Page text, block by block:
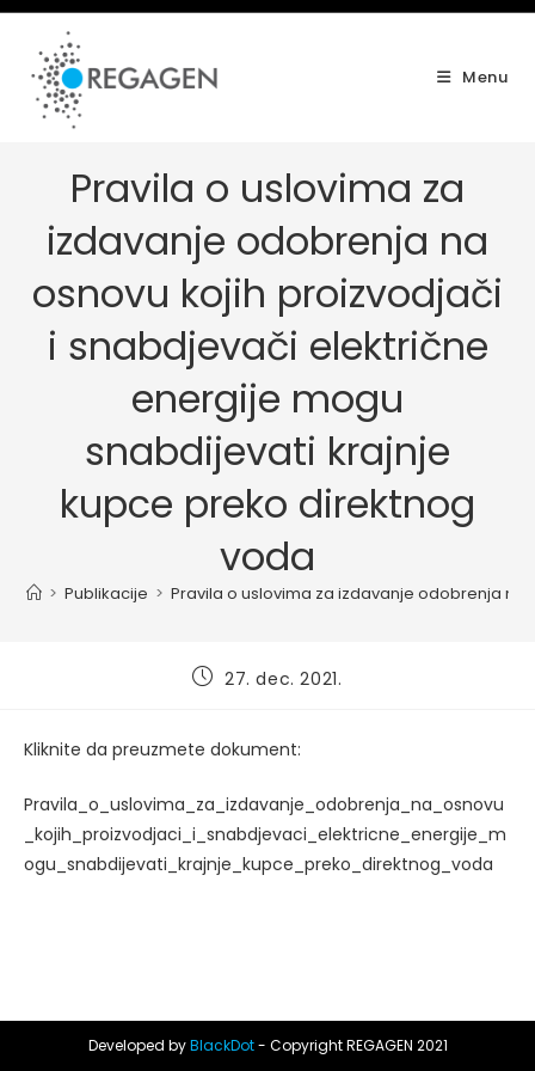
Skip
content
Menu
Pravila o uslovima za
izdavanje odobrenja na
osnovu kojih proizvodjači
i snabdjevači električne
energije mogu
snabdijevati krajnje
kupce preko direktnog
voda
> Publikacije > Pravila o uslovima za izdavanje odobrenja
Post27. dec. 2021.
Kliknite da preuzmete dokument:
Pravila_o_uslovima_za_izdavanje_odobrenja_na_osnovu
_kojih_proizvodjaci_i_snabdjevaci_elektricne_energije_m
ogu_snabdijevati_krajnje_kupce_preko_direktnog_voda
Developed byBlackDot- Copyright REGAGEN 2021